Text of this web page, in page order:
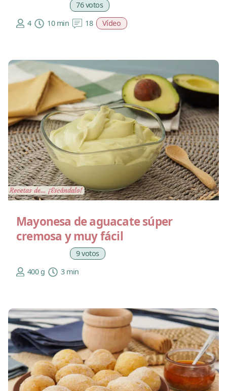
76 votos
4
10 min 18 Vídeo
Mayonesa de aguacate súper
cremosa y muy fácil
9 votos
400 g
3 min